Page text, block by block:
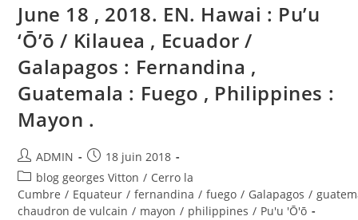
.
June 18 , 2018. EN. Hawai : Pu’u
‘Ō’ō / Kilauea , Ecuador /
Galapagos : Fernandina ,
Guatemala : Fuego , Philippines :
Mayon .
Auteur/autrice
de
la
publication :
ADMIN
Publication
publiée :
18 juin 2018
Post
category:
blog georges Vitton / Cerro la
Cumbre / Equateur / fernandina / fuego / Galapagos /
chaudron de vulcain / mayon / philippines / Pu'u 'Ō'ō